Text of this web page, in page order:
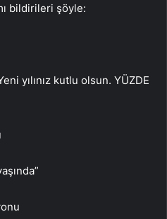
bildirileri şöyle:
yılınız kutlu olsun. YÜZDE